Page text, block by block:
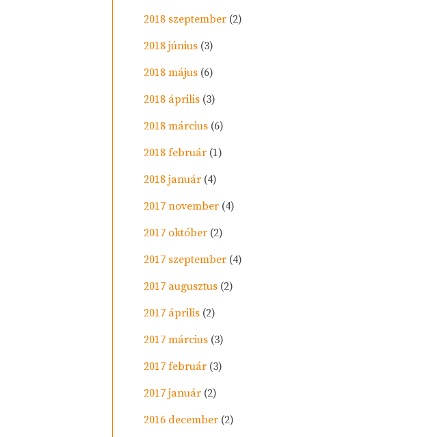
2018 szeptember(2)
2018 június(3)
2018 május(6)
2018 április(3)
2018 március(6)
2018 február(1)
2018 január(4)
2017 november(4)
2017 október(2)
2017 szeptember(4)
2017 augusztus(2)
2017 április(2)
2017 március(3)
2017 február(3)
2017 január(2)
2016 december(2)